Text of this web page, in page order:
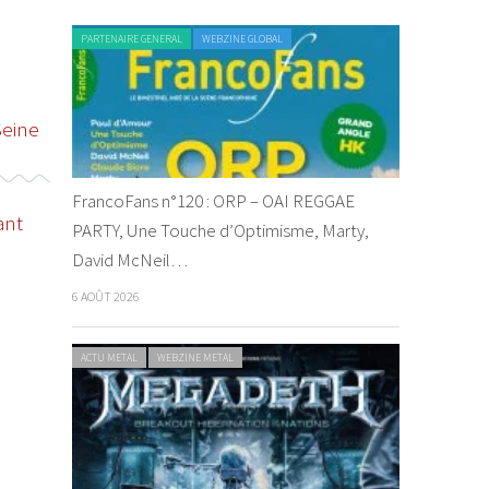
PARTENAIRE GENERAL WEBZINE GLOBAL
FrancoFans n°120 : ORP – OAI REGGAE
PARTY, Une Touche d’Optimisme, Marty,
David McNeil…
6 AOÛT 2026
ACTU METAL WEBZINE METAL